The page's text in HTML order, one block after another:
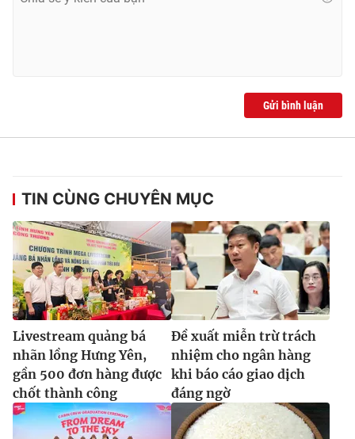
Gửi bình luận
TIN CÙNG CHUYÊN MỤC
Livestream quảng bá
nhãn lồng Hưng Yên,
gần 500 đơn hàng được
chốt thành công
Đề xuất miễn trừ trách
nhiệm cho ngân hàng
khi báo cáo giao dịch
đáng ngờ